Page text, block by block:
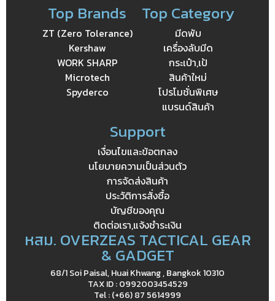
Top Brands
ZT (Zero Tolerance)
Kershaw
WORK SHARP
Microtech
Spyderco
Top Category
มีดพับ
เครื่องลับมีด
กระเป๋า,เป้
สินค้าใหม่
โปรโมชั่นพิเศษ
แบรนด์สินค้า
Support
เงื่อนไขและข้อตกลง
นโยบายความเป็นส่วนตัว
การจัดส่งสินค้า
ประวัติการสั่งซื้อ
บัญชีของคุณ
ติดต่อเรา,แจ้งชำระเงิน
หสม. OVERZEAS TACTICAL GEAR
& GADGET
68/1 Soi Paisal, Huai Khwang , Bangkok 10310
TAX ID : 0992003454529
Tel : (+66) 87 5614999